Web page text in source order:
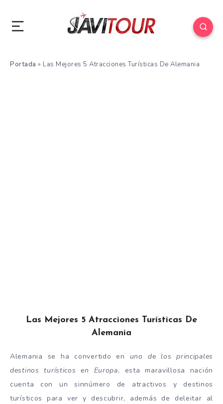
Portada » Las Mejores 5 Atracciones Turísticas De Alemania
Las Mejores 5 Atracciones Turísticas De
Alemania
Alemania se ha convertido en uno de los principales
destinos turísticos en Europa, esta maravillosa nación
cuenta con un sinnúmero de atractivos y destinos
turísticos para ver y descubrir, además de deleitar al